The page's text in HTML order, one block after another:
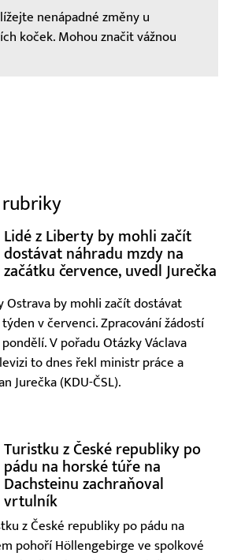
nenápadné změny u
koček. Mohou značit vážnou
rubriky
Lidé z Liberty by mohli začít
dostávat náhradu mzdy na
začátku července, uvedl Jurečka
Ostrava by mohli začít dostávat
v červenci. Zpracování žádostí
V pořadu Otázky Václava
to dnes řekl ministr práce a
Jurečka (KDU-ČSL).
Turistku z České republiky po
pádu na horské túře na
Dachsteinu zachraňoval
vrtulník
z České republiky po pádu na
pohoří Höllengebirge ve spolkové